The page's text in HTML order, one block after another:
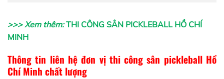
>>> Xem thêm: THI CÔNG SÂN PICKLEBALL HỒ CHÍ
MINH
Thông tin liên hệ đơn vị thi công sân pickleball Hồ
Chí Minh chất lượng